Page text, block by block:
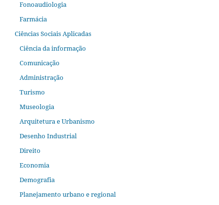
Fonoaudiologia
Farmácia
Ciências Sociais Aplicadas
Ciência da informação
Comunicação
Administração
Turismo
Museologia
Arquitetura e Urbanismo
Desenho Industrial
Direito
Economia
Demografia
Planejamento urbano e regional